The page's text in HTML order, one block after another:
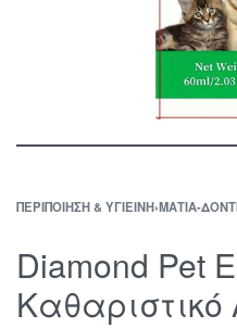
ΠΕΡΙΠΟΊΗΣΗ & ΥΓΙΕΙΝΉ›ΜΆΤΙΑ-
Diamond Pet
Καθαριστικό